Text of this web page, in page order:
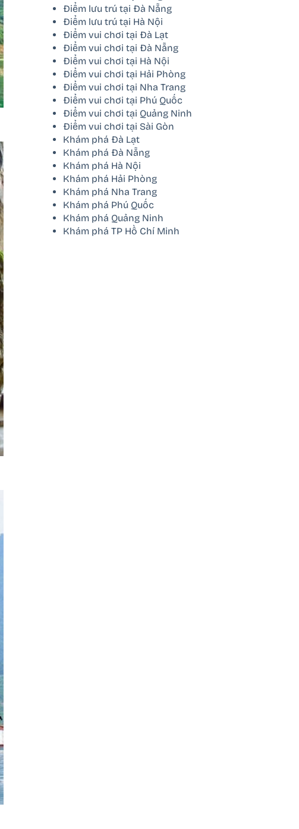
Điểm lưu trú tại Đà Nẵng
Điểm lưu trú tại Hà Nội
Điểm vui chơi tại Đà Lạt
Điểm vui chơi tại Đà Nẵng
Điểm vui chơi tại Hà Nội
Điểm vui chơi tại Hải Phòng
Điểm vui chơi tại Nha Trang
Điểm vui chơi tại Phú Quốc
Điểm vui chơi tại Quảng Ninh
Điểm vui chơi tại Sài Gòn
Khám phá Đà Lạt
Khám phá Đà Nẵng
Khám phá Hà Nội
Khám phá Hải Phòng
Khám phá Nha Trang
Khám phá Phú Quốc
Khám phá Quảng Ninh
Khám phá TP Hồ Chí Minh